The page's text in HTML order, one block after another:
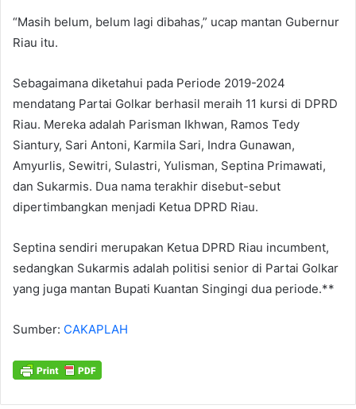
“Masih belum, belum lagi dibahas,” ucap mantan Gubernur
Riau itu.
Sebagaimana diketahui pada Periode 2019-2024
mendatang Partai Golkar berhasil meraih 11 kursi di DPRD
Riau. Mereka adalah Parisman Ikhwan, Ramos Tedy
Siantury, Sari Antoni, Karmila Sari, Indra Gunawan,
Amyurlis, Sewitri, Sulastri, Yulisman, Septina Primawati,
dan Sukarmis. Dua nama terakhir disebut-sebut
dipertimbangkan menjadi Ketua DPRD Riau.
Septina sendiri merupakan Ketua DPRD Riau incumbent,
sedangkan Sukarmis adalah politisi senior di Partai Golkar
yang juga mantan Bupati Kuantan Singingi dua periode.**
Sumber: CAKAPLAH